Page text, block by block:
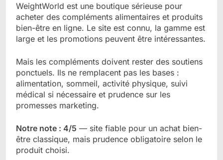
WeightWorld est une boutique sérieuse pour
acheter des compléments alimentaires et produits
bien-être en ligne. Le site est connu, la gamme est
large et les promotions peuvent être intéressantes.
Mais les compléments doivent rester des soutiens
ponctuels. Ils ne remplacent pas les bases :
alimentation, sommeil, activité physique, suivi
médical si nécessaire et prudence sur les
promesses marketing.
Notre note : 4/5 — site fiable pour un achat bien-
être classique, mais prudence obligatoire selon le
produit choisi.